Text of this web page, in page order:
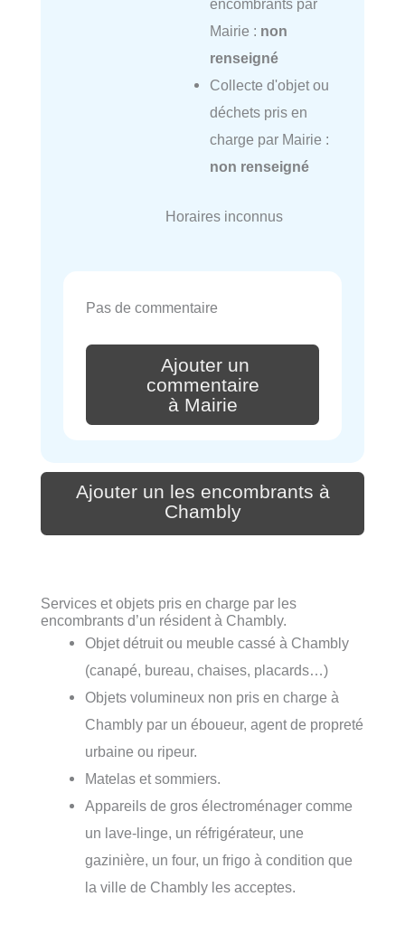
encombrants par
Mairie : non
renseigné
Collecte d'objet ou
déchets pris en
charge par Mairie :
non renseigné
Horaires inconnus
Pas de commentaire
Ajouter un
commentaire
à Mairie
Ajouter un les encombrants à
Chambly
Services et objets pris en charge par les
encombrants d’un résident à Chambly.
Objet détruit ou meuble cassé à Chambly
(canapé, bureau, chaises, placards…)
Objets volumineux non pris en charge à
Chambly par un éboueur, agent de propreté
urbaine ou ripeur.
Matelas et sommiers.
Appareils de gros électroménager comme
un lave-linge, un réfrigérateur, une
gazinière, un four, un frigo à condition que
la ville de Chambly les acceptes.